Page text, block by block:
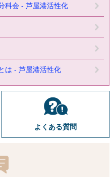
科会 - 芦屋港活性化
は - 芦屋港活性化
よくある質問